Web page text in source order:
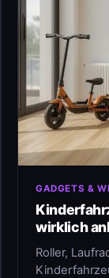
GADGETS &
wirklich
Roller,